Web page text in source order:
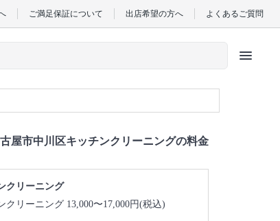
ご満足保証について 出店希望の方へ よくあるご質問
menu
屋市中川区キッチンクリーニングの料金
クリーニング
クリーニング 13,000〜17,000円(税込)